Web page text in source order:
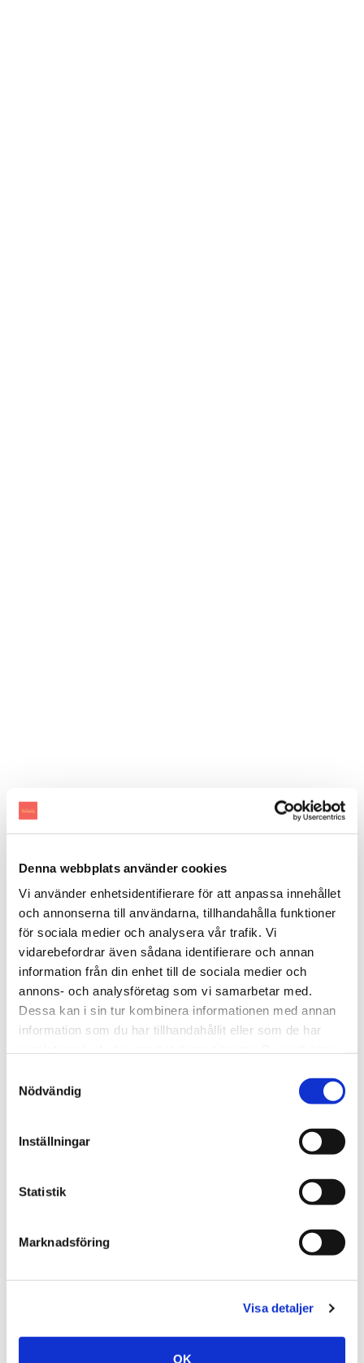
Denna webbplats använder cookies
Vi använder enhetsidentifierare för att anpassa innehållet
och annonserna till användarna, tillhandahålla funktioner
för sociala medier och analysera vår trafik. Vi
vidarebefordrar även sådana identifierare och annan
information från din enhet till de sociala medier och
annons- och analysföretag som vi samarbetar med.
Dessa kan i sin tur kombinera informationen med annan
information som du har tillhandahållit eller som de har
Nödvändig
Inställningar
Statistik
Marknadsföring
Visa detaljer
OK